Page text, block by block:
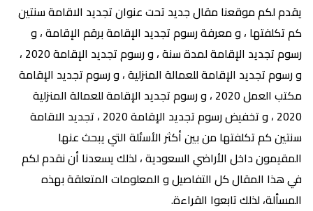
يقدم لكم موقعنا مقال جديد تحت عنوان تجديد الاقامة سنتين
كم تكلفتها ، و معرفة رسوم تجديد الإقامة برقم الإقامة ، و
رسوم تجديد الإقامة لمدة سنة ، و رسوم تجديد الإقامة 2020 ،
و رسوم تجديد الإقامة للعمالة المنزلية ، و رسوم تجديد الإقامة
مكتب العمل 2020 ، و رسوم تجديد الإقامة للعمالة المنزلية
2020 ، و تخفيض رسوم تجديد الإقامة 2020 ، تجديد الاقامة
سنتين كم تكلفتها من بين أكثر الأسئلة التي يبحث عنها
المقيمون داخل الأراضي السعودية ، لذلك يسعدنا أن نقدم لكم
في هذا المقال كل التفاصيل و المعلومات المتعلقة بهذه
المسألة، لذلك تابعوا القراءة.